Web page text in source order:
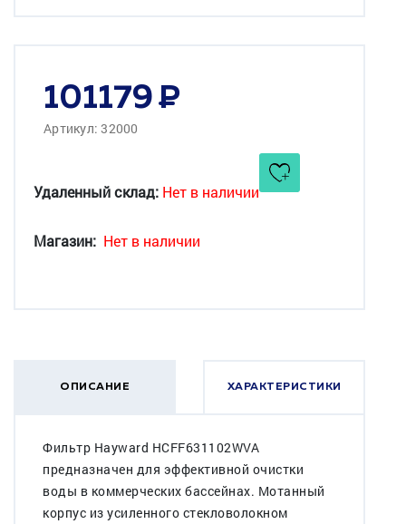
101179
Артикул: 32000
Удаленный склад: Нет в наличии
Магазин: Нет в наличии
ОПИСАНИЕ ХАРАКТЕРИСТИКИ
Фильтр Hayward HCFF631102WVA
предназначен для эффективной очистки
воды в коммерческих бассейнах. Мотанный
корпус из усиленного стекловолокном